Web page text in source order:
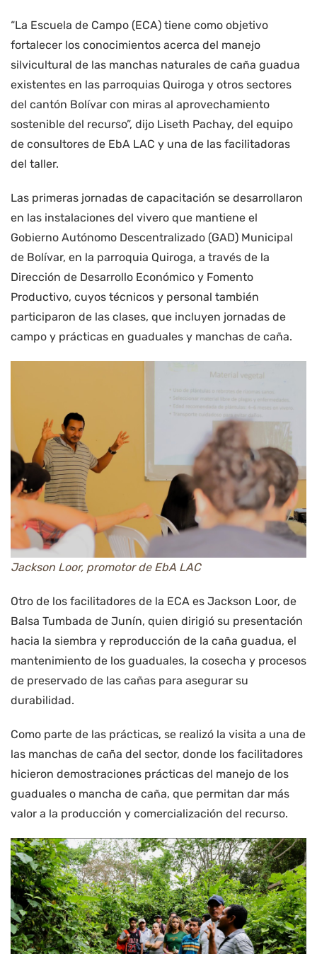
“La Escuela de Campo (ECA) tiene como objetivo
fortalecer los conocimientos acerca del manejo
silvicultural de las manchas naturales de caña guadua
existentes en las parroquias Quiroga y otros sectores
del cantón Bolívar con miras al aprovechamiento
sostenible del recurso”, dijo Liseth Pachay, del equipo
de consultores de EbA LAC y una de las facilitadoras
del taller.
Las primeras jornadas de capacitación se desarrollaron
en las instalaciones del vivero que mantiene el
Gobierno Autónomo Descentralizado (GAD) Municipal
de Bolívar, en la parroquia Quiroga, a través de la
Dirección de Desarrollo Económico y Fomento
Productivo, cuyos técnicos y personal también
participaron de las clases, que incluyen jornadas de
campo y prácticas en guaduales y manchas de caña.
Jackson Loor, promotor de EbA LAC
Otro de los facilitadores de la ECA es Jackson Loor, de
Balsa Tumbada de Junín, quien dirigió su presentación
hacia la siembra y reproducción de la caña guadua, el
mantenimiento de los guaduales, la cosecha y procesos
de preservado de las cañas para asegurar su
durabilidad.
Como parte de las prácticas, se realizó la visita a una de
las manchas de caña del sector, donde los facilitadores
hicieron demostraciones prácticas del manejo de los
guaduales o mancha de caña, que permitan dar más
valor a la producción y comercialización del recurso.